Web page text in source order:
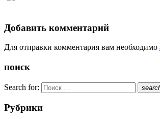
Добавить комментарий
Для отправки комментария вам необходимо
поиск
Search for:
Рубрики